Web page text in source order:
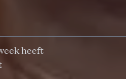
heeft